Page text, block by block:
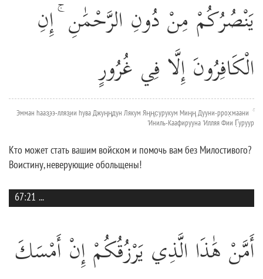
يَنْصُرُكُمْ مِنْ دُونِ الرَّحْمَٰنِ ۚ إِنِ
الْكَافِرُونَ إِلَّا فِي غُرُورٍ
Эмман hааз̱ээ-лляз̱ии hува Джуңңдун Лякум Яңңс̣урукум Миңң Дууни-ррох̣маани ۚ
'Иниль-Каафирууна 'Илляя Фии Г̣уруур
Кто может стать вашим войском и помочь вам без Милостивого?
Воистину, неверующие обольщены!
67:21 ...
أَمَّنْ هَٰذَا الَّذِي يَرْزُقُكُمْ إِنْ أَمْسَكَ